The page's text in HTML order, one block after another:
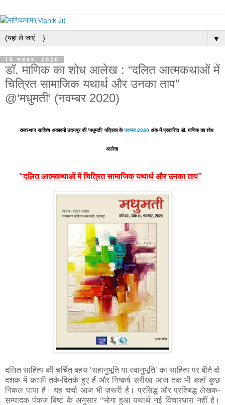
▼
18 नवंबर, 2020
डॉ. माणिक का शोध आलेख : “दलित आत्मकथाओं में
चित्रित सामाजिक यथार्थ और उनका ताप”
@‘मधुमती’ (नवम्बर 2020)
राजस्थान साहित्य अकादमी उदयपुर की ‘मधुमती’ पत्रिका केनवम्बर2020 अंक में प्रकाशित डॉ. माणिक का शोध
आलेख
“दलित आत्मकथाओं में चित्रित सामाजिक यथार्थ और उनका ताप”
दलित साहित्य की चर्चित बहस ‘सहानुभूति या स्वानुभूति’ का साहित्य पर बीते दो
दशक में काफी तर्क-वितर्क हुए हैं और निष्कर्ष सरीखा आज तक भी कहाँ कुछ
निकल पाया है। यह चर्चा आज भी ज़रूरी है। प्रसिद्ध और प्रतिबद्ध लेखक-
सम्पादक पंकज बिष्ट के अनुसार “भोगा हुआ यथार्थ नई विचारधारा नहीं है।